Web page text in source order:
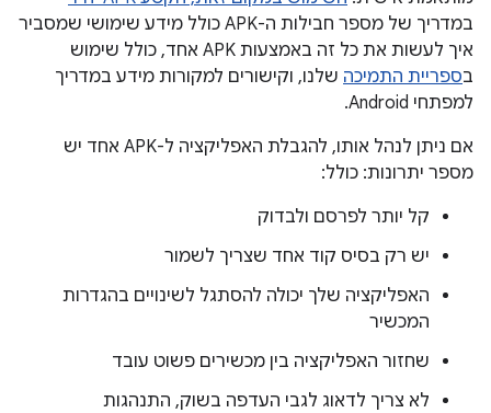
במדריך של מספר חבילות ה-APK כולל מידע שימושי שמסביר
איך לעשות את כל זה באמצעות APK אחד, כולל שימוש
בספריית התמיכה שלנו, וקישורים למקורות מידע במדריך
למפתחי Android.
אם ניתן לנהל אותו, להגבלת האפליקציה ל-APK אחד יש
מספר יתרונות: כולל:
קל יותר לפרסם ולבדוק
יש רק בסיס קוד אחד שצריך לשמור
האפליקציה שלך יכולה להסתגל לשינויים בהגדרות
המכשיר
שחזור האפליקציה בין מכשירים פשוט עובד
לא צריך לדאוג לגבי העדפה בשוק, התנהגות